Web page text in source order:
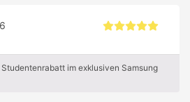
im exklusiven Samsung